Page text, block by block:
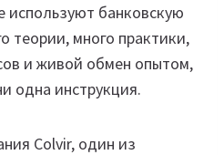
используют банковскую
теории, много практики,
и живой обмен опытом,
одна инструкция.
Colvir, один из